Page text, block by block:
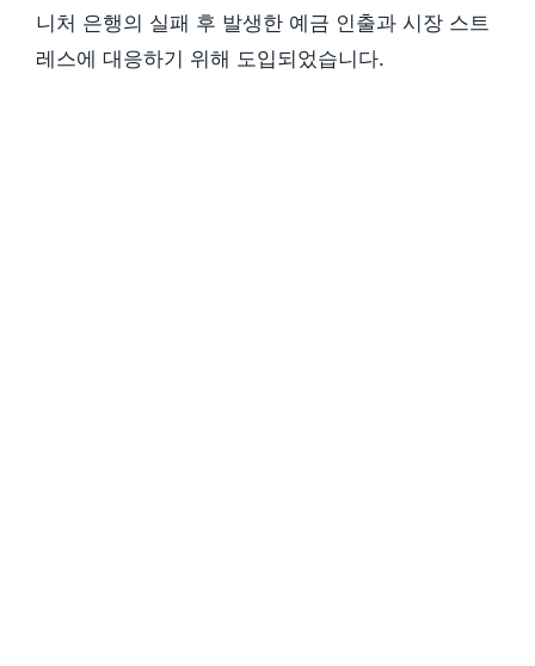
니처 은행의 실패 후 발생한 예금 인출과 시장 스트
레스에 대응하기 위해 도입되었습니다.